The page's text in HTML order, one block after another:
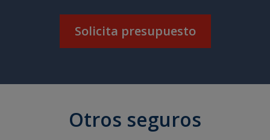
Solicita presupuesto
Otros seguros